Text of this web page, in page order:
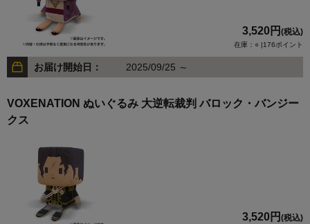
3,520円 (税込)
在庫：○ |176ポイント
お届け開始日： 2025/09/25 ～
VOXENATION ぬいぐるみ 大逆転裁判 バロック・バンジー
クス
3,520円 (税込)